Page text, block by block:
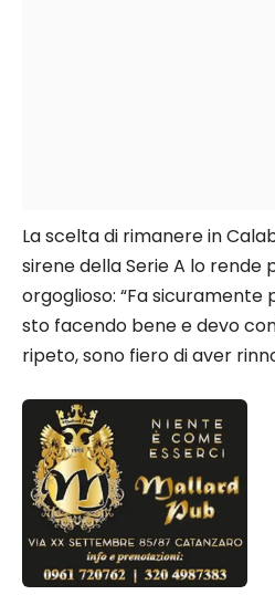
La scelta di rimanere in
sirene della Serie A lo
orgoglioso: “Fa sicuramente
sto facendo bene e devo
ripeto, sono fiero di aver